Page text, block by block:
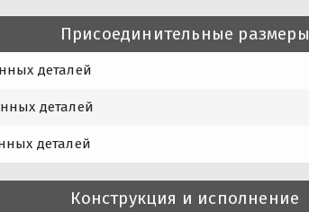
Присоединительные размеры
деталей
деталей
деталей
Конструкция и исполнение